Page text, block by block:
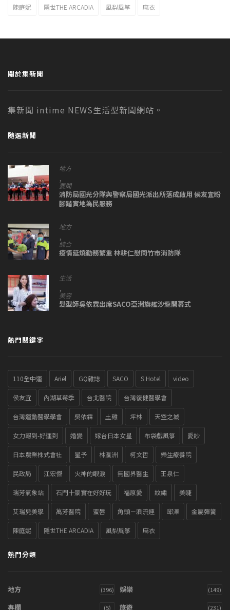
陳庭妮 隱世THE ARCADIA 風梨風箏 麻衣
關於集新聞
集新聞 intime NEWS生活型新聞網站。
隨選新聞
地方
,
要聞
消防局國光分隊與警察局國光派出所落成啟用 侯友宜盼
腳踏實地為民服務
地方
,
綜合
疫情延燒勤務繁重 林耕仁慰問竹市消防隊
生活
,
美容
髮型師吳依霖出席SACO亞洲旗艦沙龍開幕式
熱門關鍵字
110全中運 Ariel GQ雜誌 SACO S Hotel video
侯友宜 內湖草莓季 台北醫院 台灣復健醫學會
台灣運動醫學學會 吳依霖 土雞 坪林 天空之城
女力報到-好運到 婚變 嫁台日本女星 布袋戲風箏 愛紗
日本農業株式會社 星予 林瀛洲 柯文哲 樂生療養院
民政局 江宏傑 火神的眼淚 無國界醫生 王泉仁
瑞芳氣象站 石門十景實在好好玩 福原愛 紋繡 美睫
艾瑞兒美學 萬芳醫院 蜜唇 角頭－浪流連 邱澤 金屬彈簧
陳庭妮 隱世THE ARCADIA 風梨風箏 麻衣
熱門分類
地方 (396) 娛樂 (149)
專欄 (5) 旅遊 (231)